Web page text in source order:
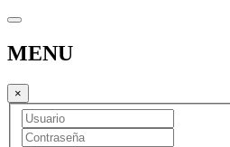
MENU
×